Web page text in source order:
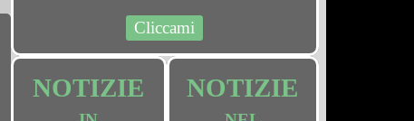
Cliccami
NOTIZIE NOTIZIE